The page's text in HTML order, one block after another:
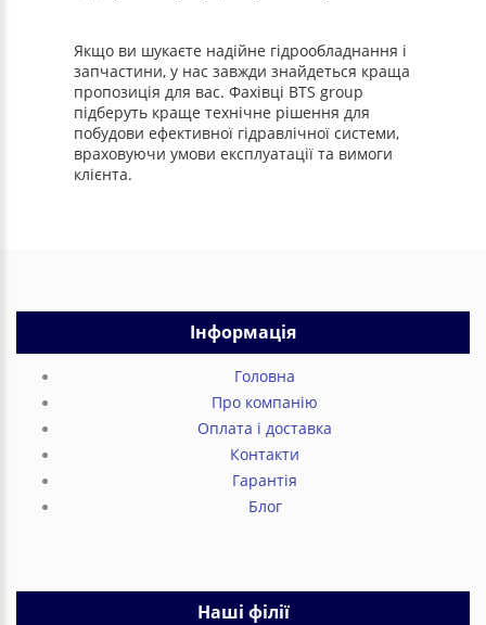
Якщо ви шукаєте надійне гідрообладнання і
запчастини, у нас завжди знайдеться краща
пропозиція для вас. Фахівці BTS group
підберуть краще технічне рішення для
побудови ефективної гідравлічної системи,
враховуючи умови експлуатації та вимоги
клієнта.
Інформація
Головна
Про компанію
Оплата і доставка
Контакти
Гарантія
Блог
Наші філії